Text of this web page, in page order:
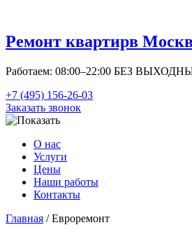
Ремонт квартирв
Работаем: 08:00–22:00 БЕЗ
+7 (495) 156-26-03
Заказать звонок
О нас
Услуги
Цены
Наши работы
Контакты
Главная / Евроремонт